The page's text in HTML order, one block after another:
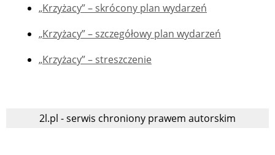
„Krzyżacy” – skrócony plan wydarzeń
„Krzyżacy” – szczegółowy plan wydarzeń
„Krzyżacy” – streszczenie
2l.pl - serwis chroniony prawem autorskim